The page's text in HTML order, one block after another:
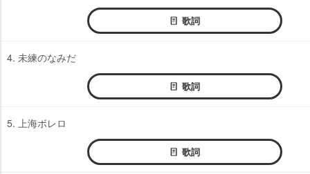
歌詞
4. 未練のなみだ
歌詞
5. 上海ボレロ
歌詞